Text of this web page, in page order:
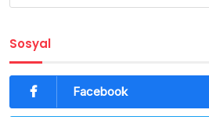
Sosyal
Facebook